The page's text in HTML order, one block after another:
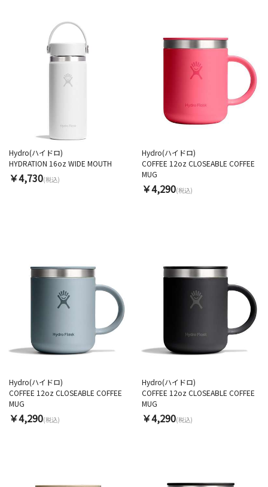
Hydro(ハイドロ)
HYDRATION 16oz WIDE MOUTH
￥4,730(税込)
Hydro(ハイドロ)
COFFEE 12oz CLOSEABLE COFFEE
MUG
￥4,290(税込)
Hydro(ハイドロ)
COFFEE 12oz CLOSEABLE COFFEE
MUG
￥4,290(税込)
Hydro(ハイドロ)
COFFEE 12oz CLOSEABLE COFFEE
MUG
￥4,290(税込)